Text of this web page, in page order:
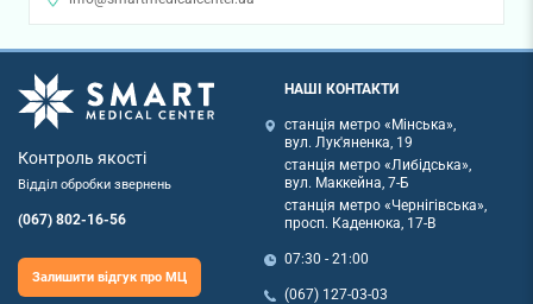
Контроль якості
Відділ обробки звернень
(067) 802-16-56
Залишити відгук про МЦ
НАШІ КОНТАКТИ
станція метро «Мінська»,
вул. Лук'яненка, 19
станція метро «Либідська»,
вул. Маккейна, 7-Б
станція метро «Чернігівська»,
просп. Каденюка, 17-В
07:30 - 21:00
(067) 127-03-03